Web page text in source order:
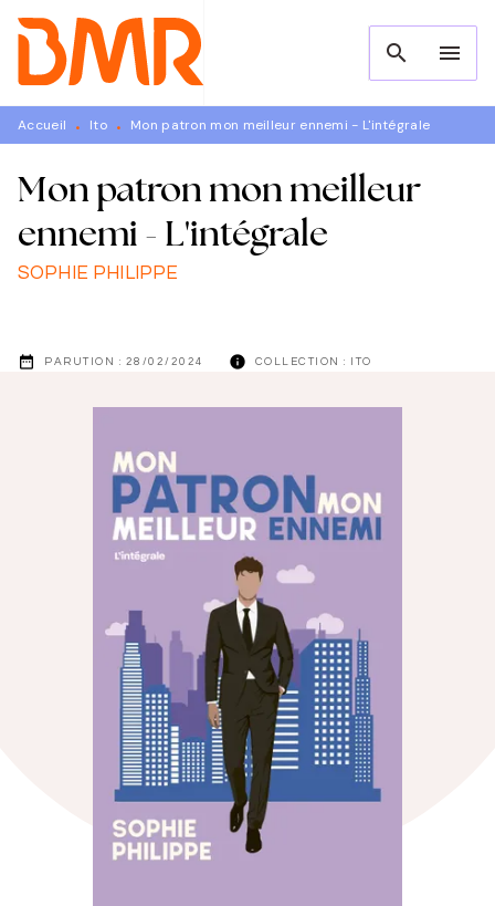
MENU RECHERCHE
PIED DE PAGE
search menu
Accueil • Ito • Mon patron mon meilleur ennemi - L'intégrale
Mon patron mon meilleur
ennemi - L'intégrale
SOPHIE PHILIPPE
date_range PARUTION : 28/02/2024 info COLLECTION : ITO